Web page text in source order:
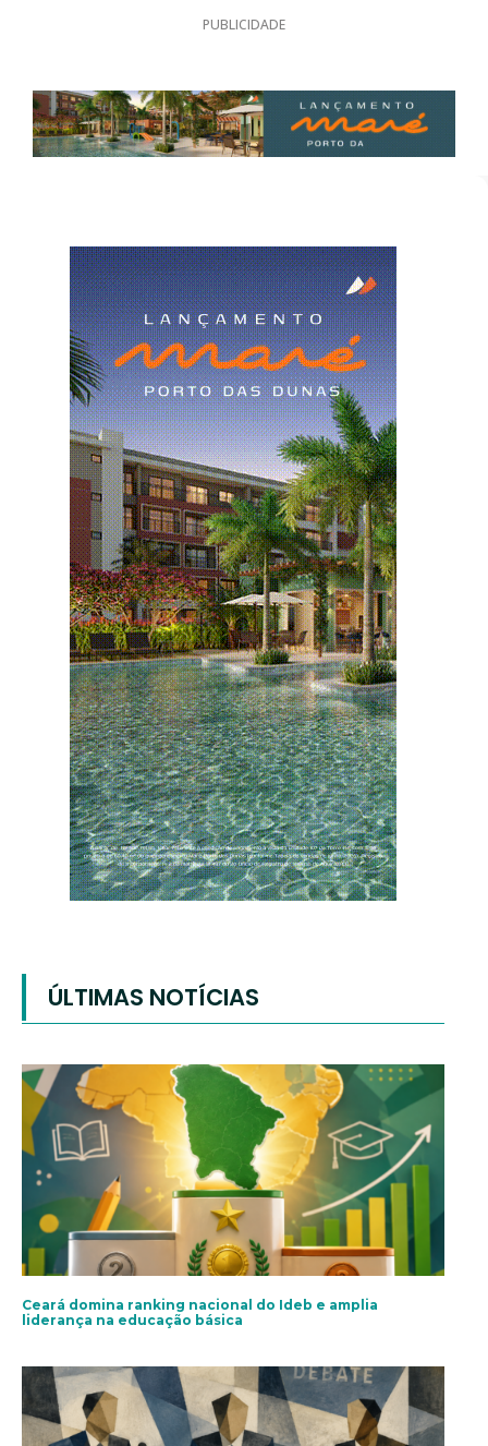
PUBLICIDADE
ÚLTIMAS NOTÍCIAS
Ceará domina ranking nacional do Ideb e amplia
liderança na educação básica